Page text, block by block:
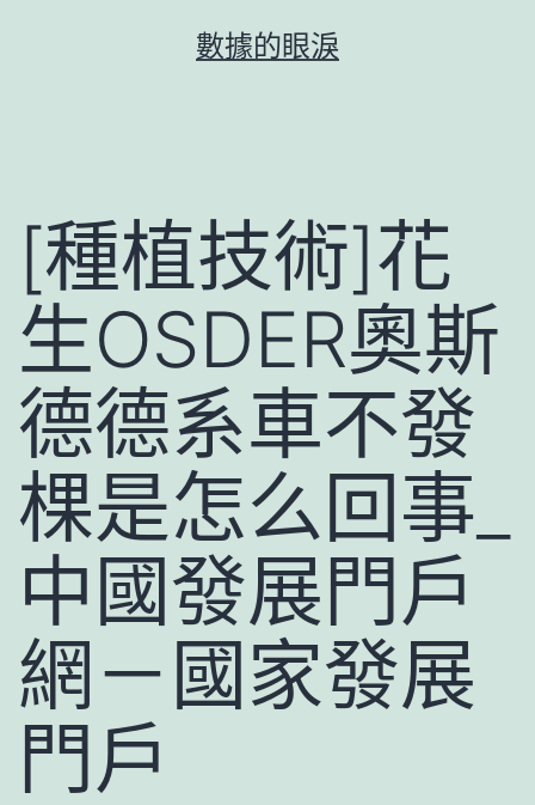
數據的眼淚
[種植技術]花
生OSDER奧斯
德德系車不發
棵是怎么回事_
中國發展門戶
網－國家發展
門戶